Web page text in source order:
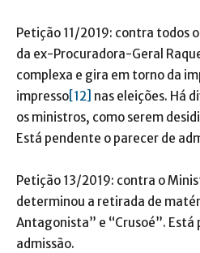
Petição 11/2019: contra todos
da ex-Procuradora-Geral
complexa e gira em torno da
impresso [12] nas eleições. Há
os ministros, como serem
Está pendente o parecer de
Petição 13/2019: contra o
determinou a retirada de
Antagonista” e “Crusoé”. Está
admissão.